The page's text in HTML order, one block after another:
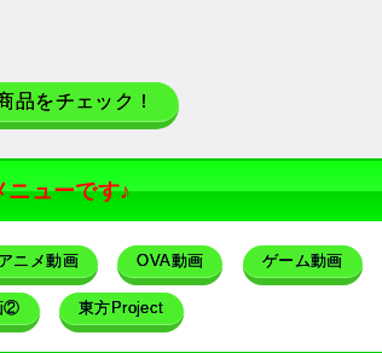
品をチェック！
ニューです♪
ニメ動画 OVA動画 ゲーム動画
② 東方Project